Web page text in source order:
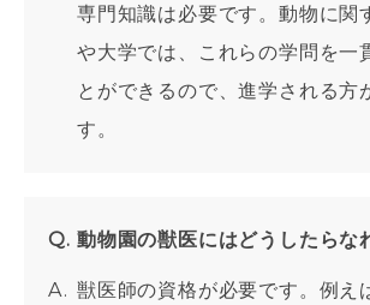
専門知識は必要です。動物に関
や大学では、これらの学問を一
とができるので、進学される方
す。
動物園の獣医にはどうしたらな
獣医師の資格が必要です。例え